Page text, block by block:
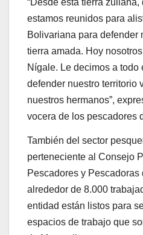
alrededor de 8.000
entidad están listos para
espacios de trabajo que
de Maracaibo.
“Somos centinelas
faena en las costas y ríos,
observar cualquier
enviando un mensaje al
Venezuela es territorio de
amenaza para ningún país,
preparados para
La trabajadora petrolera
que las mujeres